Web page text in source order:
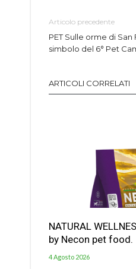
Articolo precedente
PET Sulle orme di San
simbolo del 6° Pet
ARTICOLI CORRELATI
NATURAL
by Necon pet food.
4 Agosto 2026